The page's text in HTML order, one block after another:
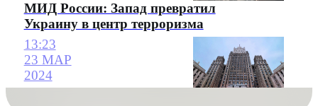
МИД России: Запад превратил
Украину в центр терроризма
13:23
23 МАР
2024